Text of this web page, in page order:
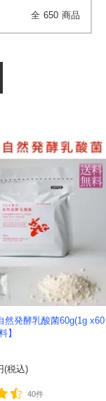
全 650 商品
然発酵乳酸菌60g(1g x60
】
(税込)
40件